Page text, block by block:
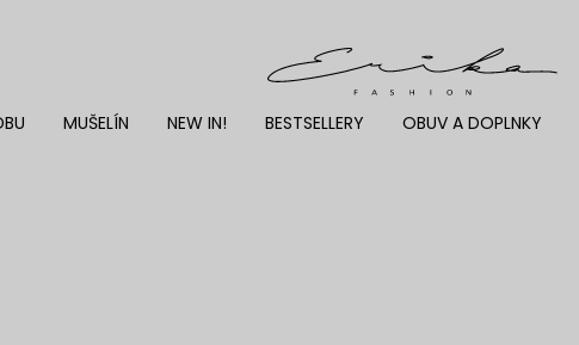
MUŠELÍN NEW IN! BESTSELLERY OBUV A DOPLNKY